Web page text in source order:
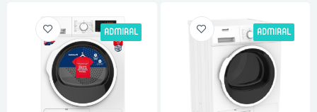
ADMIRAL
ADMIRAL